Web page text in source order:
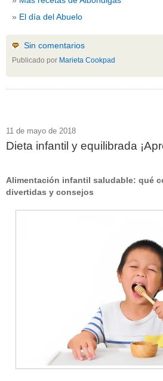
El día del Abuelo
Sin comentarios
Publicado por Marieta Cookpad
11 de mayo de 2018
Dieta infantil y equilibrada
Alimentación infantil saludable: qué
divertidas y consejos